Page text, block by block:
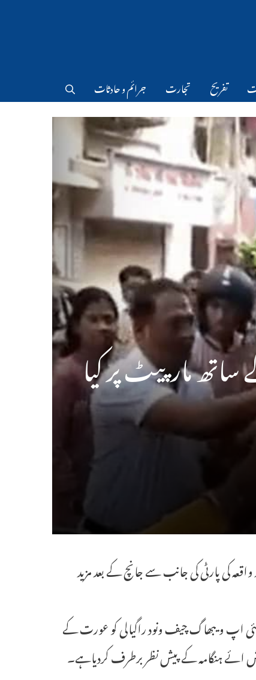
تفریح تجارت جرائم و حادثات
مارپیٹ پر کیا
کی پارٹی کی جانب سے جانچ کے بعد مزید
اپ ویبھاگ چیف ونود راگیالی کو عورت کے
ائے ہنگامہ کے پیش نظر برطرف کردیاہے۔